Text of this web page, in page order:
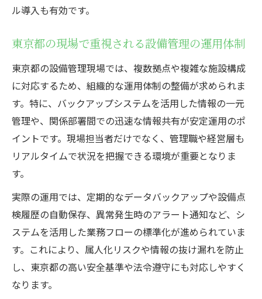
ル導入も有効です。
東京都の現場で重視される設備管理の運用体制
東京都の設備管理現場では、複数拠点や複雑な施設構成
に対応するため、組織的な運用体制の整備が求められま
す。特に、バックアップシステムを活用した情報の一元
管理や、関係部署間での迅速な情報共有が安定運用のポ
イントです。現場担当者だけでなく、管理職や経営層も
リアルタイムで状況を把握できる環境が重要となりま
す。
実際の運用では、定期的なデータバックアップや設備点
検履歴の自動保存、異常発生時のアラート通知など、シ
ステムを活用した業務フローの標準化が進められていま
す。これにより、属人化リスクや情報の抜け漏れを防止
し、東京都の高い安全基準や法令遵守にも対応しやすく
なります。